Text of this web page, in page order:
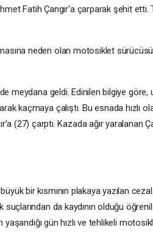
Fatih Çangır'a çarparak şehit etti.
neden olan motosiklet
meydana geldi. Edinilen bilgiye göre,
kaçmaya çalıştı. Bu esnada hızlı
çarptı. Kazada ağır yaralanan
bir kısmının plakaya yazılan
da kaydının olduğu
gün hızlı ve tehlikeli